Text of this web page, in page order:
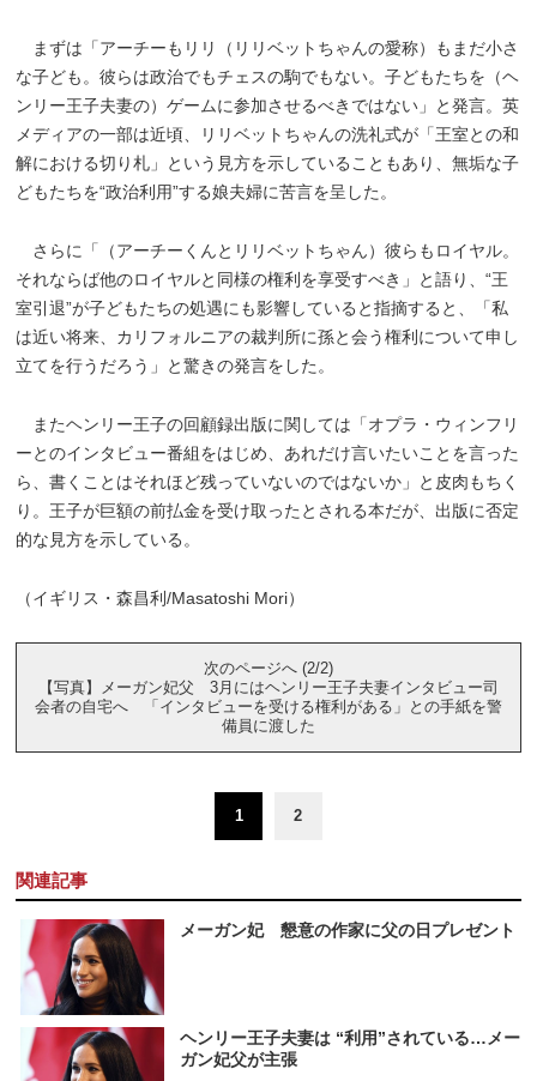
まずは「アーチーもリリ（リリベットちゃんの愛称）もまだ小さ
な子ども。彼らは政治でもチェスの駒でもない。子どもたちを（ヘ
ンリー王子夫妻の）ゲームに参加させるべきではない」と発言。英
メディアの一部は近頃、リリベットちゃんの洗礼式が「王室との和
解における切り札」という見方を示していることもあり、無垢な子
どもたちを“政治利用”する娘夫婦に苦言を呈した。
さらに「（アーチーくんとリリベットちゃん）彼らもロイヤル。
それならば他のロイヤルと同様の権利を享受すべき」と語り、“王
室引退”が子どもたちの処遇にも影響していると指摘すると、「私
は近い将来、カリフォルニアの裁判所に孫と会う権利について申し
立てを行うだろう」と驚きの発言をした。
またヘンリー王子の回顧録出版に関しては「オプラ・ウィンフリ
ーとのインタビュー番組をはじめ、あれだけ言いたいことを言った
ら、書くことはそれほど残っていないのではないか」と皮肉もちく
り。王子が巨額の前払金を受け取ったとされる本だが、出版に否定
的な見方を示している。
（イギリス・森昌利/Masatoshi Mori）
次のページへ (2/2)
【写真】メーガン妃父 3月にはヘンリー王子夫妻インタビュー司
会者の自宅へ 「インタビューを受ける権利がある」との手紙を警
備員に渡した
1 2
関連記事
メーガン妃 懇意の作家に父の日プレゼント
ヘンリー王子夫妻は “利用”されている…メー
ガン妃父が主張